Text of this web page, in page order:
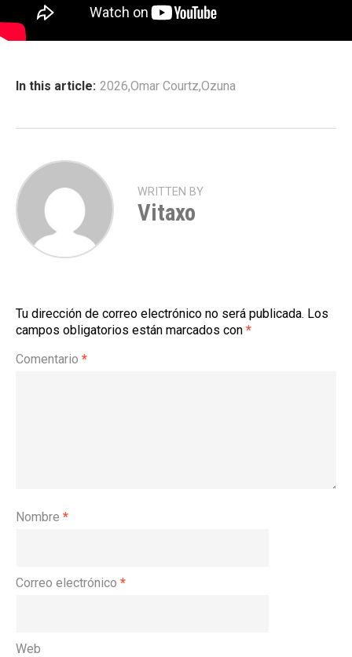
In this article: 2026,Omar Courtz,Ozuna
WRITTEN BY
Vitaxo
Tu dirección de correo electrónico no será publicada. Los
campos obligatorios están marcados con *
Comentario *
Nombre *
Correo electrónico *
Web